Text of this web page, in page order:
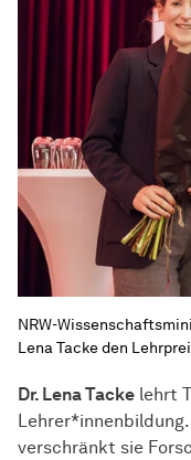
Dr. Lena Tacke lehrt
verschränkt sie
NRW-
Lena Tacke den